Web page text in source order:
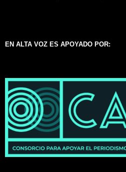
EN ALTA VOZ ES APOYADO POR: